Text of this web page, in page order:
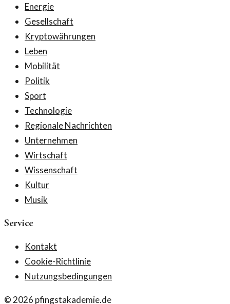
Energie
Gesellschaft
Kryptowährungen
Leben
Mobilität
Politik
Sport
Technologie
Regionale Nachrichten
Unternehmen
Wirtschaft
Wissenschaft
Kultur
Musik
Service
Kontakt
Cookie-Richtlinie
Nutzungsbedingungen
© 2026 pfingstakademie.de